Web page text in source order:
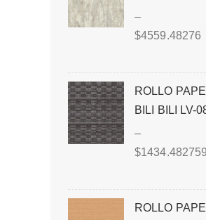
–
$4559.48276
ROLLO
BILI BILI LV-
–
$1434.482759
ROLLO